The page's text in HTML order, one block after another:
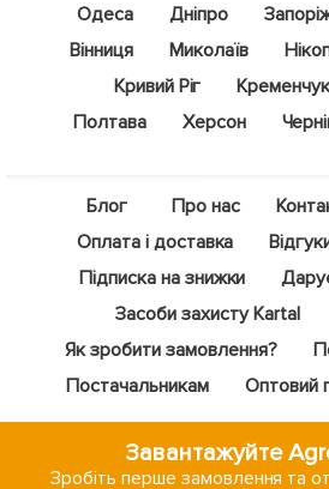
Одеса
Дніпро
Вінниця
Миколаїв
Кривий Ріг
Полтава
Херсон
Блог Про нас
Оплата і доставка
Підписка на знижки
Засоби захисту Kartal
Як зробити замовлення?
Постачальникам
Оптовий
Завантажуйте
Зробіть перше замовлення та